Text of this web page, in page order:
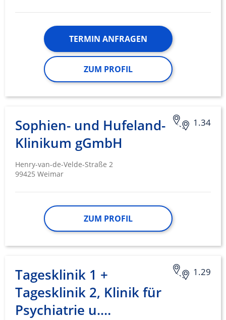
TERMIN ANFRAGEN
ZUM PROFIL
1.34
Sophien- und Hufeland-
Klinikum gGmbH
Henry-van-de-Velde-Straße 2
99425 Weimar
ZUM PROFIL
1.29
Tagesklinik 1 +
Tagesklinik 2, Klinik für
Psychiatrie u.…